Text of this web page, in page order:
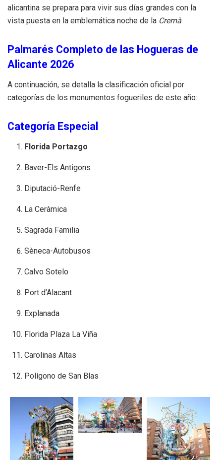
alicantina se prepara para vivir sus días grandes con la
vista puesta en la emblemática noche de la Cremà.
Palmarés Completo de las Hogueras de
Alicante 2026
A continuación, se detalla la clasificación oficial por
categorías de los monumentos fogueriles de este año:
Categoría Especial
Florida Portazgo
Baver-Els Antigons
Diputació-Renfe
La Ceràmica
Sagrada Familia
Sèneca-Autobusos
Calvo Sotelo
Port d’Alacant
Explanada
Florida Plaza La Viña
Carolinas Altas
Polígono de San Blas